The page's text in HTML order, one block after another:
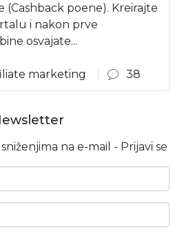
(Cashback poene). Kreirajte
i nakon prve
osvajate...
marketing
38
na e-mail - Prijavi se